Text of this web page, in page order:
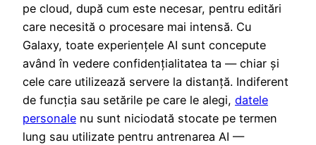
pe cloud, după cum este necesar, pentru editări
care necesită o procesare mai intensă. Cu
Galaxy, toate experiențele AI sunt concepute
având în vedere confidențialitatea ta — chiar și
cele care utilizează servere la distanță. Indiferent
de funcția sau setările pe care le alegi, datele
personale nu sunt niciodată stocate pe termen
lung sau utilizate pentru antrenarea AI —